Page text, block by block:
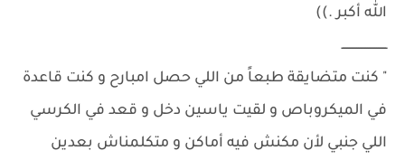
الله أكبر .))
ـــــــــــــــــــــــــ
" كنت متضايقة طبعاً من اللي حصل امبارح و كنت قاعدة
في الميكروباص و لقيت ياسين دخل و قعد في الكرسي
اللي جنبي لأن مكنش فيه أماكن و متكلمناش بعدين